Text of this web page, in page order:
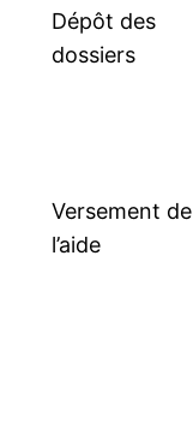
Dépôt des
dossiers
Versement de
l’aide